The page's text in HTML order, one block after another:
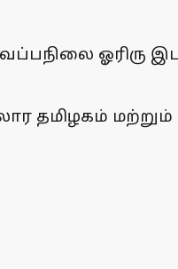
தமிழகம்